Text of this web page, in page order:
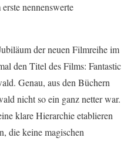
nennenswerte
der neuen Filmreihe im
den Titel des Films: Fantastic
Genau, aus den Büchern
nicht so ein ganz netter war.
klare Hierarchie etablieren
die keine magischen